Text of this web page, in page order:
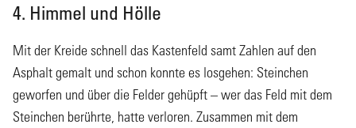
4. Himmel und Hölle
Mit der Kreide schnell das Kastenfeld samt Zahlen auf den
Asphalt gemalt und schon konnte es losgehen: Steinchen
geworfen und über die Felder gehüpft – wer das Feld mit dem
Steinchen berührte, hatte verloren. Zusammen mit dem